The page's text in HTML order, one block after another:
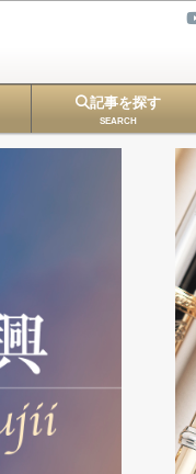
記事を探す
SEARCH